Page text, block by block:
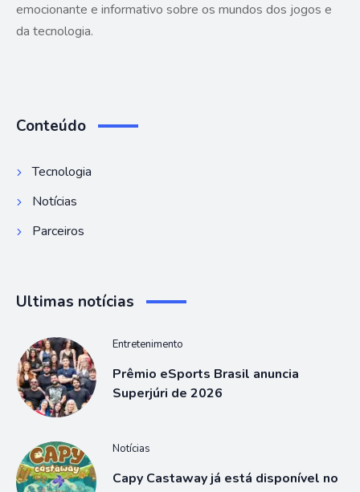
emocionante e informativo sobre os mundos dos jogos e
da tecnologia.
Conteúdo
Tecnologia
Notícias
Parceiros
Ultimas notícias
Entretenimento
Prêmio eSports Brasil anuncia
Superjúri de 2026
Notícias
Capy Castaway já está disponível no